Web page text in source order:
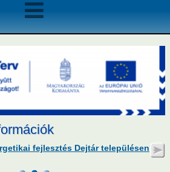
Felhasználói Fiók
Elfelejtett azonosító vagy jelszó
Bejelentkezés
Elektronikus ügyintézés
fejlesztés Dejtár településen